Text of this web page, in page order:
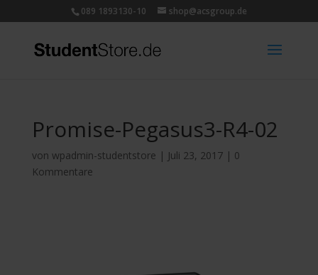
089 1893130-10 shop@acsgroup.de
Promise-Pegasus3-R4-02
von wpadmin-studentstore | Juli 23, 2017| 0
Kommentare